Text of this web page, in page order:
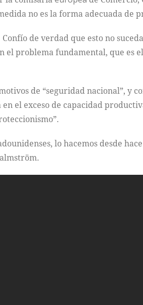
no es la forma adecuada de
de verdad que esto no
el problema fundamental, que es
de “seguridad nacional”, y
el exceso de capacidad
lo hacemos desde